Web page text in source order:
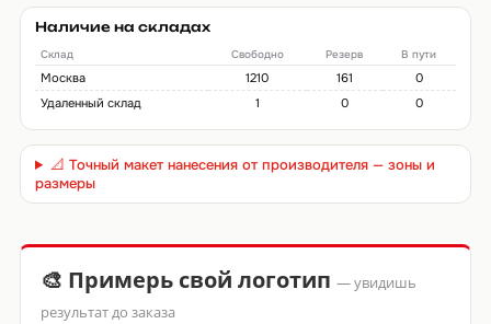
Наличие на складах
Склад Свободно Резерв В пути
Москва 1210 161
0
Удаленный склад
1 0 0
📐 Точный макет нанесения от производителя — зоны и
размеры
🎨 Примерь свой логотип — увидишь
результат до заказа